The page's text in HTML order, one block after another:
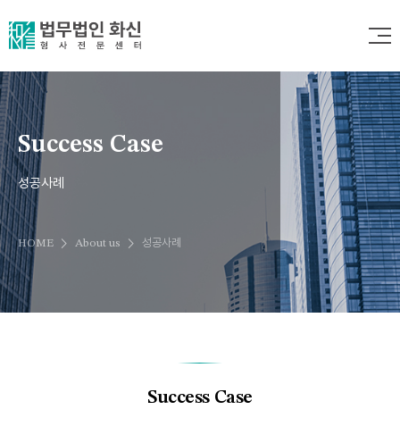
Success Case
성공사례
HOME chevron_right About us chevron_right 성공사례
Success Case